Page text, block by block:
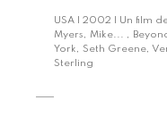
USA | 2002 | Un film
Myers, Mike... ,
York, Seth Greene,
Sterling